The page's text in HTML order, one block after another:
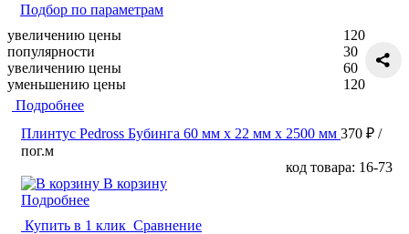
Подбор по параметрам
увеличению цены
популярности
увеличению цены
уменьшению цены
120
30
60
120
Подробнее
Плинтус Pedross Бубинга 60 мм х 22 мм х 2500 мм 370 ₽ /
пог.м
код товара: 16-73
В корзину
Подробнее
Купить в 1 клик Сравнение